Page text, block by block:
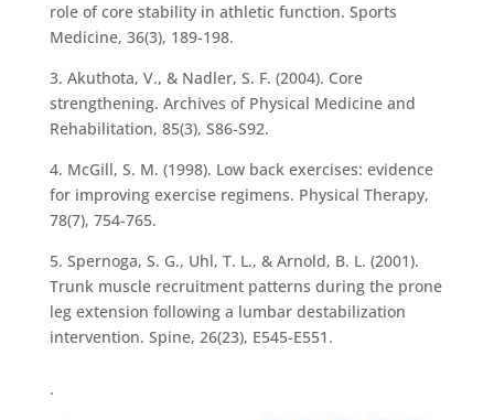
role of core stability in athletic function. Sports
Medicine, 36(3), 189-198.
3. Akuthota, V., & Nadler, S. F. (2004). Core
strengthening. Archives of Physical Medicine and
Rehabilitation, 85(3), S86-S92.
4. McGill, S. M. (1998). Low back exercises: evidence
for improving exercise regimens. Physical Therapy,
78(7), 754-765.
5. Spernoga, S. G., Uhl, T. L., & Arnold, B. L. (2001).
Trunk muscle recruitment patterns during the prone
leg extension following a lumbar destabilization
intervention. Spine, 26(23), E545-E551.
.